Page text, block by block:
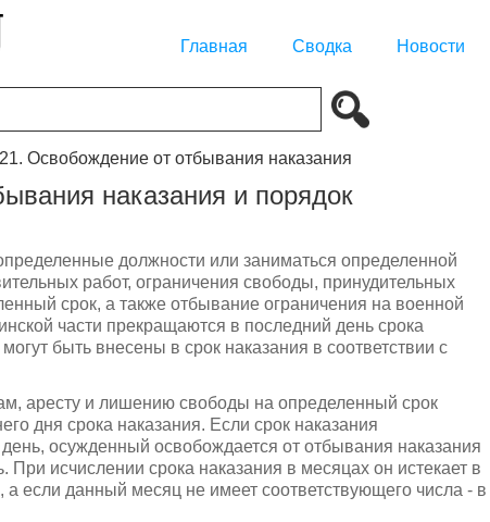
Главная Сводка Новости
Освобождение от отбывания наказания
наказания и порядок
должности или заниматься определенной
работ, ограничения свободы, принудительных
срок, а также отбывание ограничения на военной
части прекращаются в последний день срока
быть внесены в срок наказания в соответствии с
аресту и лишению свободы на определенный срок
дня срока наказания. Если срок наказания
осужденный освобождается от отбывания наказания
исчислении срока наказания в месяцах он истекает в
если данный месяц не имеет соответствующего числа - в